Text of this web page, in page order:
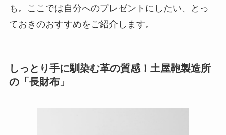
も。ここでは自分へのプレゼントにしたい、とっ
ておきのおすすめをご紹介します。
しっとり手に馴染む革の質感！土屋鞄製造所
の「長財布」